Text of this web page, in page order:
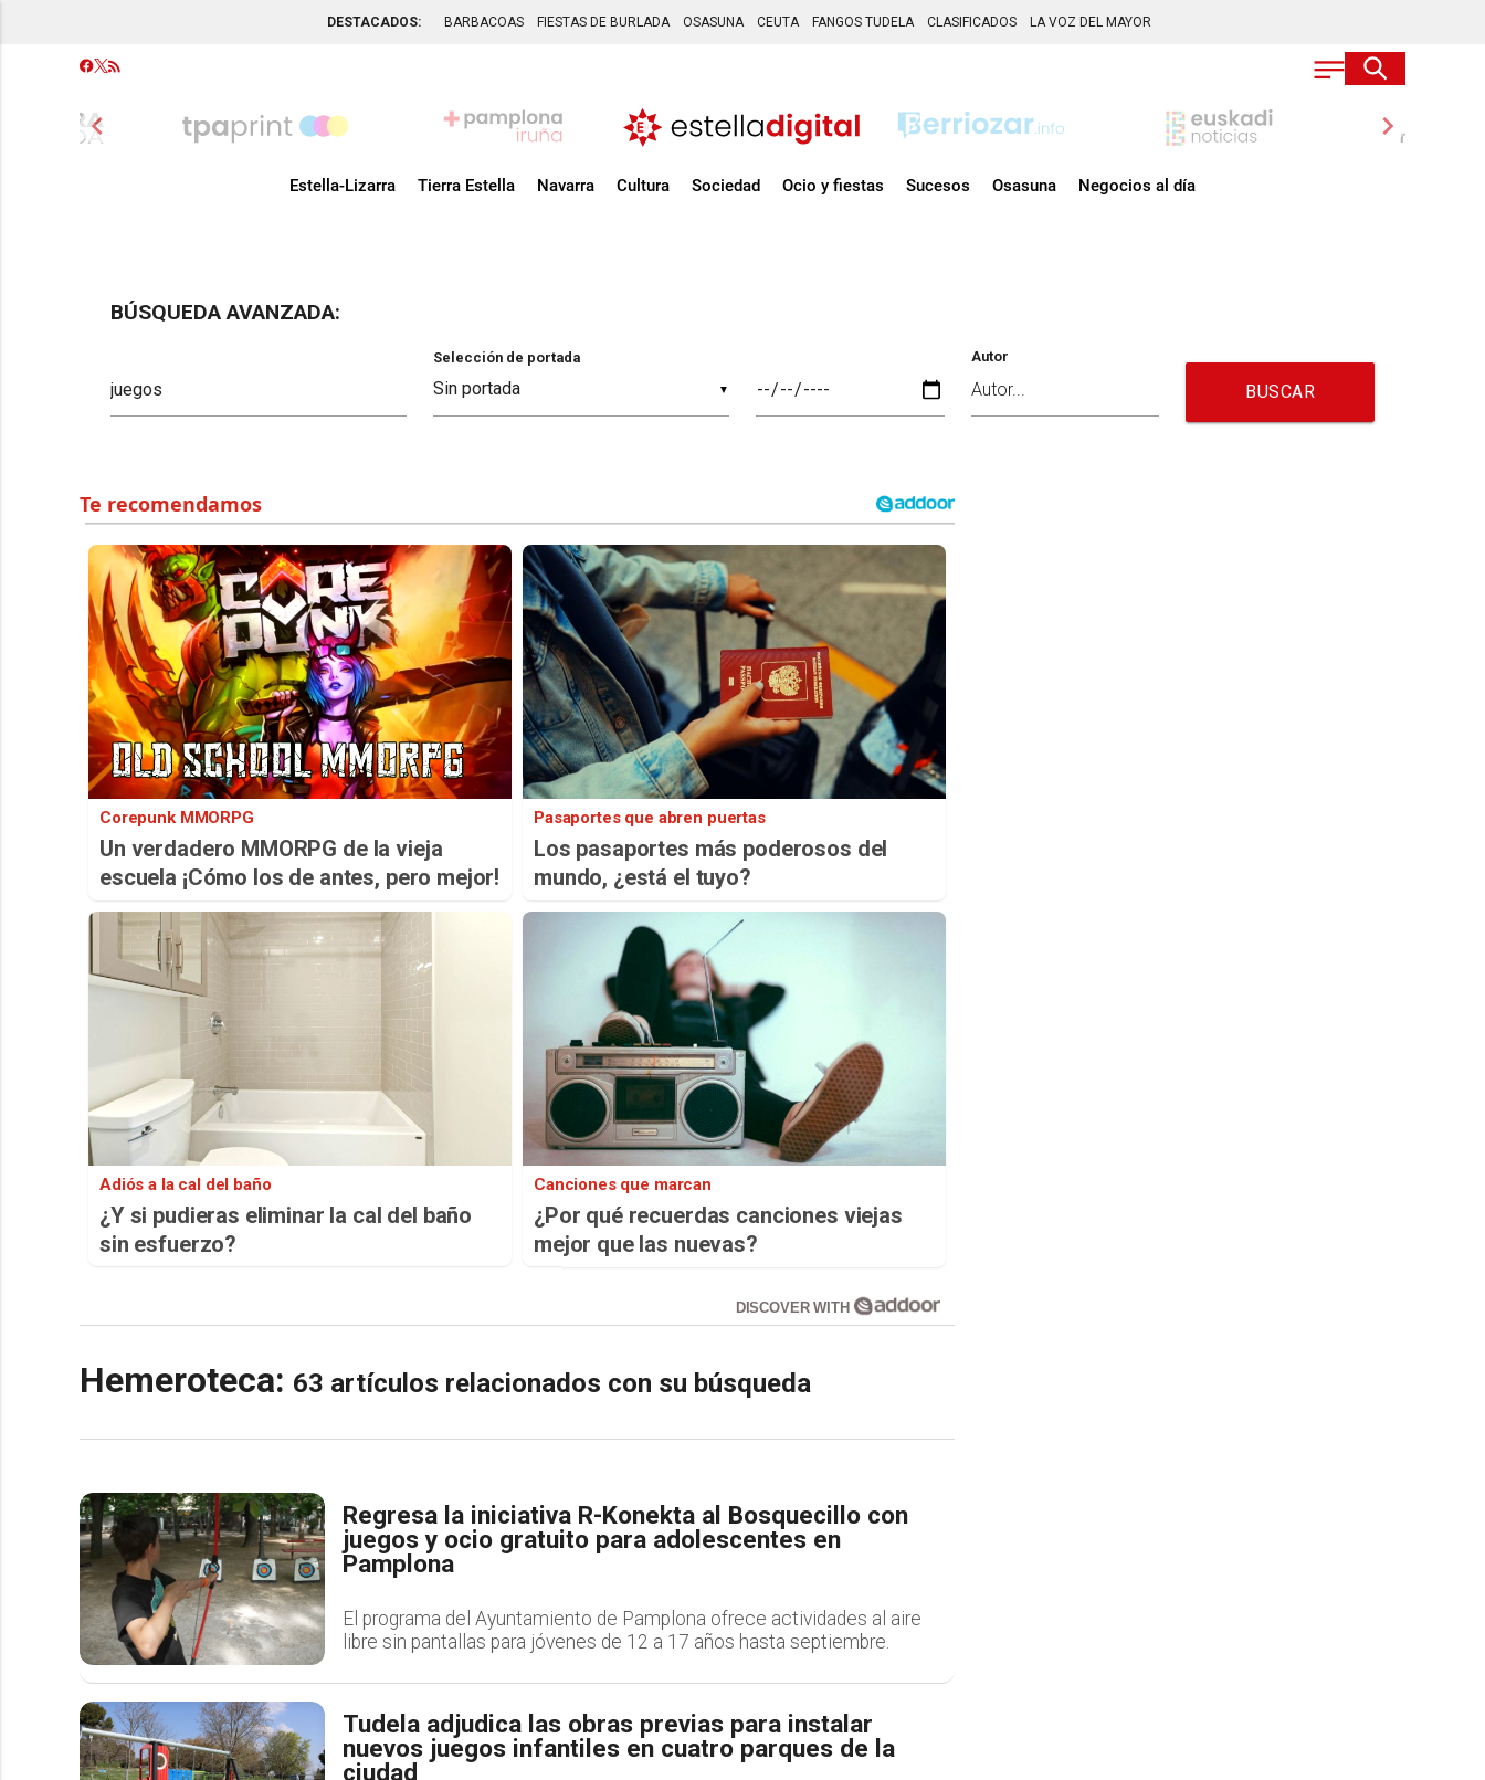
DESTACADOS: BARBACOAS FIESTAS DE BURLADA OSASUNA CEUTA FANGOS TUDELA CLASIFICADOS LA VOZ DEL MAYOR
chevron_left chevron_right
Estella-Lizarra Tierra Estella Navarra Cultura Sociedad Ocio y fiestas Sucesos Osasuna Negocios al día
BÚSQUEDA AVANZADA:
▼
Selección de portada Autor
BUSCAR
Corepunk MMORPG
Un verdadero MMORPG de la vieja
escuela ¡Cómo los de antes, pero mejor!
Pasaportes que abren puertas
Los pasaportes más poderosos del
mundo, ¿está el tuyo?
Adiós a la cal del baño
¿Y si pudieras eliminar la cal del baño
sin esfuerzo?
Canciones que marcan
¿Por qué recuerdas canciones viejas
mejor que las nuevas?
DISCOVER WITH
Hemeroteca: 63 artículos relacionados con su búsqueda
Regresa la iniciativa R-Konekta al Bosquecillo con
juegos y ocio gratuito para adolescentes en
Pamplona
El programa del Ayuntamiento de Pamplona ofrece actividades al aire
libre sin pantallas para jóvenes de 12 a 17 años hasta septiembre.
Tudela adjudica las obras previas para instalar
nuevos juegos infantiles en cuatro parques de la
ciudad